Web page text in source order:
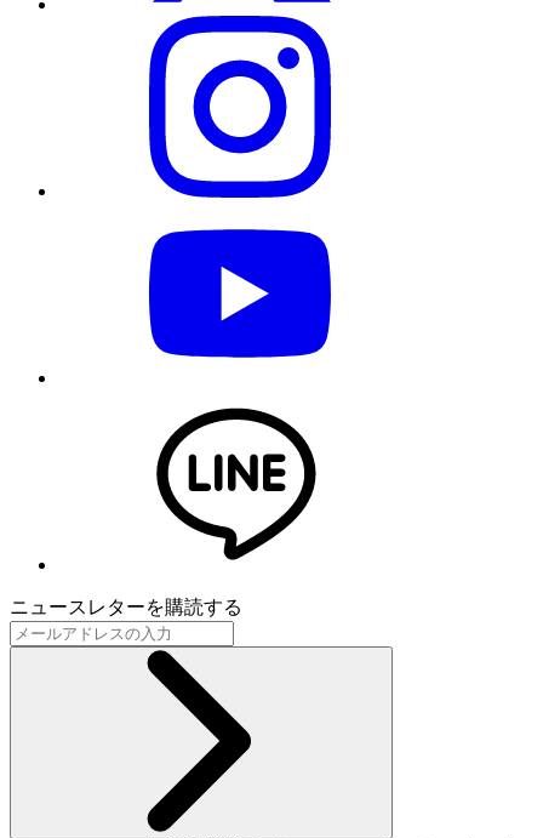
ニュースレターを購読する